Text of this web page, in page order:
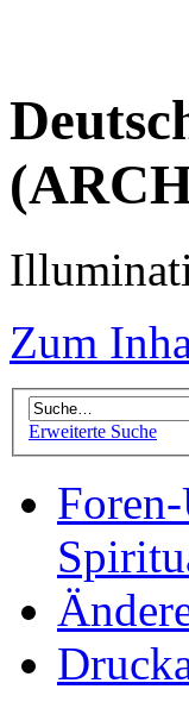
Zum
Erweiterte Suche